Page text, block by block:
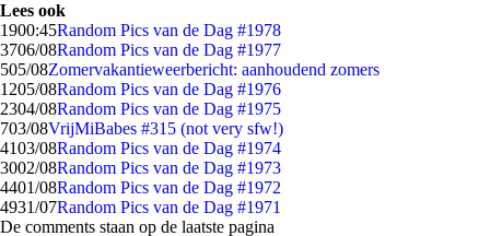
Lees ook
1900:45Random Pics van de Dag #1978
3706/08Random Pics van de Dag #1977
505/08Zomervakantieweerbericht: aanhoudend zomers
1205/08Random Pics van de Dag #1976
2304/08Random Pics van de Dag #1975
703/08VrijMiBabes #315 (not very sfw!)
4103/08Random Pics van de Dag #1974
3002/08Random Pics van de Dag #1973
4401/08Random Pics van de Dag #1972
4931/07Random Pics van de Dag #1971
De comments staan op de laatste pagina